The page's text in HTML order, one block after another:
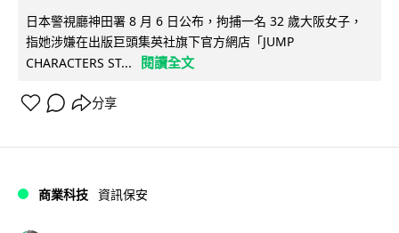
日本警視廳神田署 8 月 6 日公布，拘捕一名 32 歲大阪女子，
指她涉嫌在出版巨頭集英社旗下官方網店「JUMP
CHARACTERS ST...
閱讀全文
分享
商業科技 資訊保安